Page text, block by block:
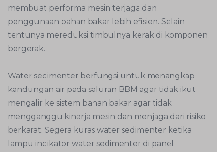
membuat performa mesin terjaga dan
penggunaan bahan bakar lebih efisien. Selain
tentunya mereduksi timbulnya kerak di komponen
bergerak.
Water sedimenter berfungsi untuk menangkap
kandungan air pada saluran BBM agar tidak ikut
mengalir ke sistem bahan bakar agar tidak
mengganggu kinerja mesin dan menjaga dari risiko
berkarat. Segera kuras water sedimenter ketika
lampu indikator water sedimenter di panel